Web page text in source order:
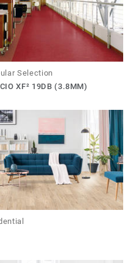
Selection
XF² 19DB (3.8MM)